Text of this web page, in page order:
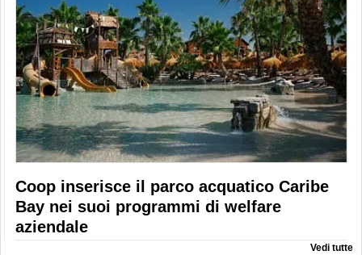
Coop inserisce il parco acquatico Caribe
Bay nei suoi programmi di welfare
aziendale
Vedi tutte